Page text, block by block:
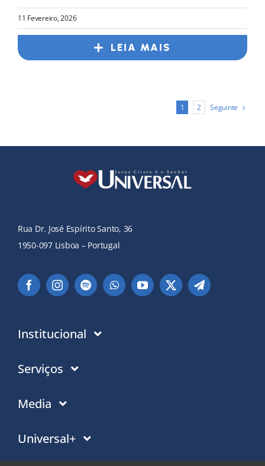
11 Fevereiro, 2026
LEIA MAIS
1 2 Seguinte
Rua Dr. José Espírito Santo, 36
1950-097 Lisboa – Portugal
Institucional
Instituição
Politica de Cookies
Serviços
Contactos
Media
Notícias
Eventos
Universal+